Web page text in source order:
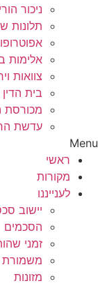
ניכור הורי
תלונות
אלימות
צוואות
בית
עדשת
Menu
ראשי
מקורות
לענייננו
יישוב
הסכמים
זמני
משמורת
מזונות